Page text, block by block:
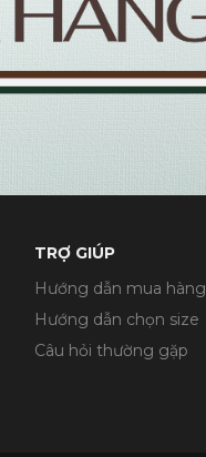
TRỢ GIÚP
Hướng dẫn mua hàng
Hướng dẫn chọn size
Câu hỏi thường gặp